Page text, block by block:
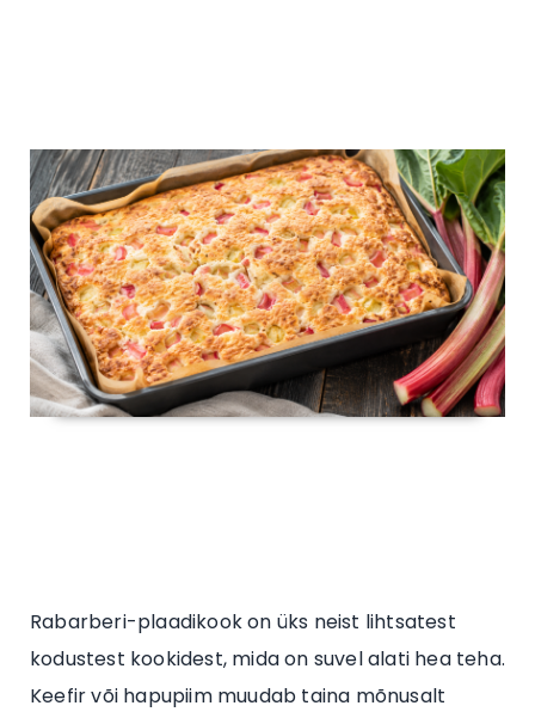
Rabarberi-plaadikook on üks neist lihtsatest
kodustest kookidest, mida on suvel alati hea teha.
Keefir või hapupiim muudab taina mõnusalt